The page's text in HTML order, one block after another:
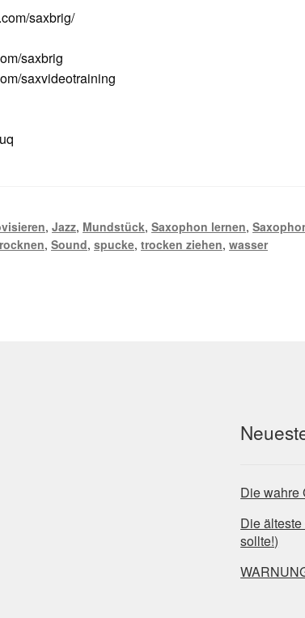
saxbrig/
saxbrig
saxvideotraining
,Jazz, Mundstück,Saxophon lernen,
,Sound,spucke,trocken ziehen,wasser
Die wahre
Die
sollte!)